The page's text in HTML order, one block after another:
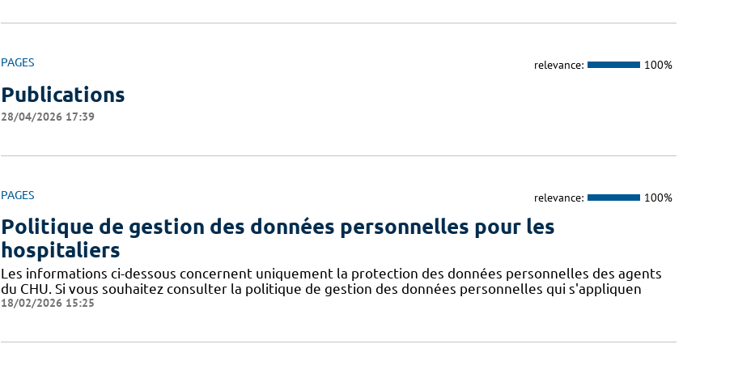
PAGES relevance: 100%
Publications
28/04/2026 17:39
PAGES relevance: 100%
Politique de gestion des données personnelles pour les
hospitaliers
Les informations ci-dessous concernent uniquement la protection des données personnelles des agents
du CHU. Si vous souhaitez consulter la politique de gestion des données personnelles qui s'appliquen
18/02/2026 15:25